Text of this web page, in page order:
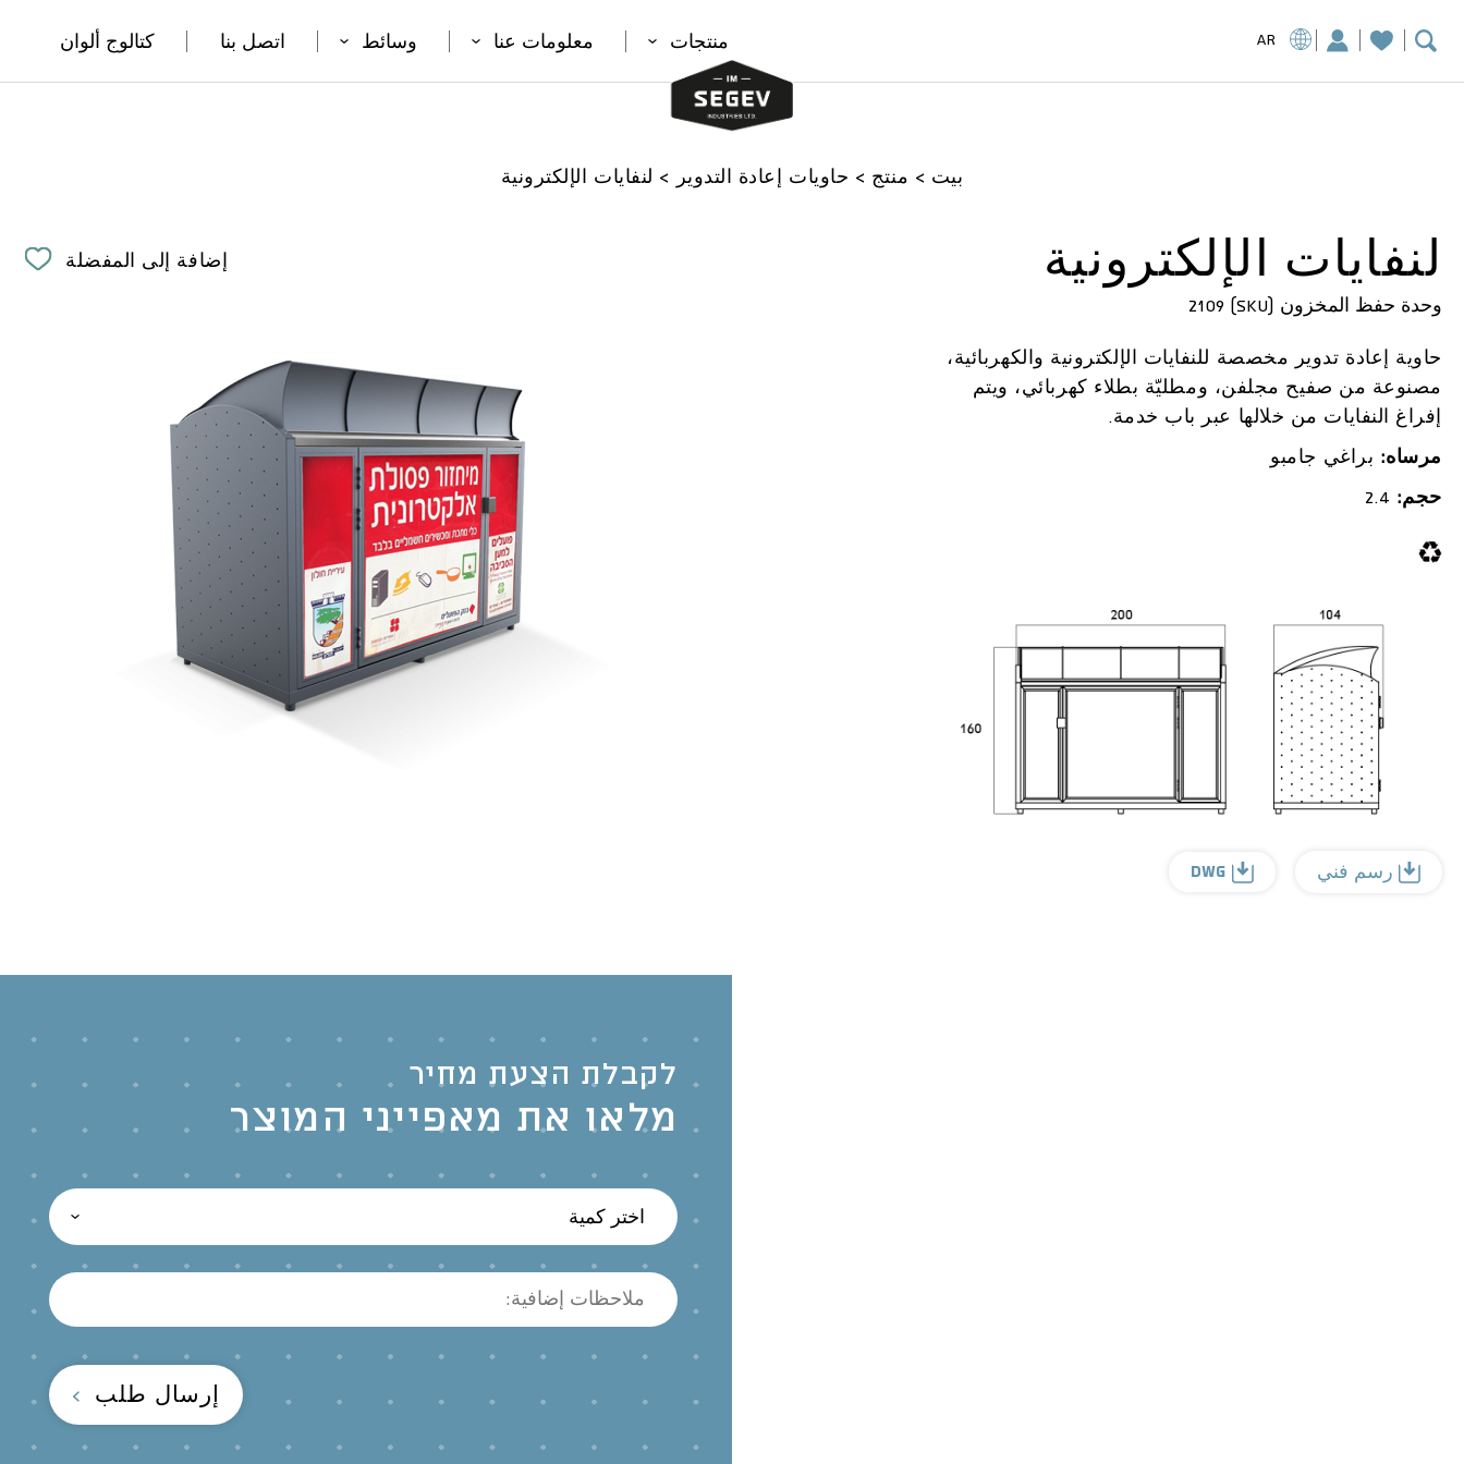
AR منتجات معلومات عنا وسائط اتصل بنا كتالوج ألوان
بيت > منتج > حاويات إعادة التدوير > لنفايات الإلكترونية
لنفايات الإلكترونية
وحدة حفظ المخزون (SKU) 2109
حاوية إعادة تدوير مخصصة للنفايات الإلكترونية والكهربائية،
مصنوعة من صفيح مجلفن، ومطليّة بطلاء كهربائي، ويتم
إفراغ النفايات من خلالها عبر باب خدمة.
مرساه: براغي جامبو
حجم: 2.4
رسم فني DWG
إضافة إلى المفضلة
לקבלת הצעת מחיר
מלאו את מאפייני המוצר
اختر كمية
إرسال طلب